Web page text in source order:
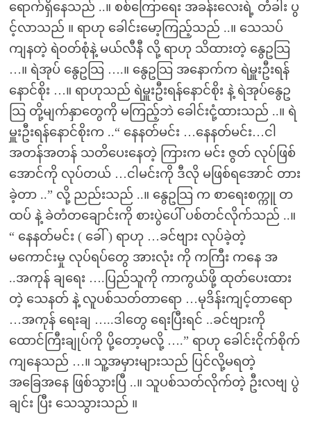
ရောက်ရှိနေသည် ..။ စစ်ကြောရေး အခန်းလေးရဲ့ တံခါး ပွ
င့်လာသည် ။ ရာဟု ခေါင်းမော့ကြည့်သည် ..။ သေသပ်
ကျနတဲ့ ရဲဝတ်စုံနဲ့ မယ်လီနီ လို့ ရာဟု သိထားတဲ့ နွေဥသြ
…။ ရဲအုပ် နွေဥသြ ….။ နွေဥသြ အနောက်က ရဲမှူးဦးရန်
နောင်စိုး …။ ရာဟုသည် ရဲမှူးဦးရန်နောင်စိုး နဲ့ ရဲအုပ်နွေဥ
သြ တို့မျက်နှာတွေကို မကြည့်ဘဲ ခေါင်းငုံ့ထားသည် ..။ ရဲ
မှူးဦးရန်နောင်စိုးက ..“ နေနတ်မင်း …နေနတ်မင်း…ငါ
အတန်အတန် သတိပေးနေတဲ့ ကြားက မင်း ဇွတ် လုပ်ဖြစ်
အောင်ကို လုပ်တယ် …ငါမင်းကို ဒီလို မဖြစ်ရအောင် တား
ခဲ့တာ ..” လို့ ညည်းသည် ..။ နွေဥသြ က စာရေးစက္ကူ တ
ထပ် နဲ့ ခဲတံတချောင်းကို စားပွဲပေါ် ပစ်တင်လိုက်သည် ..။
“ နေနတ်မင်း ( ခေါ် ) ရာဟု …ခင်ဗျား လုပ်ခဲ့တဲ့
မကောင်းမှု လုပ်ရပ်တွေ အားလုံး ကို ကကြီး ကနေ အ
..အကုန် ချရေး ….ပြည်သူကို ကာကွယ်ဖို့ ထုတ်ပေးထား
တဲ့ သေနတ် နဲ့ လူပစ်သတ်တာရော …မုဒိန်းကျင့်တာရော
…အကုန် ရေးချ …..ဒါတွေ ရေးပြီးရင် ..ခင်ဗျားကို
ထောင်ကြီးချုပ်ကို ပို့တော့မလို့ ….” ရာဟု ခေါင်းငိုက်စိုက်
ကျနေသည် …။ သူ့အမှားများသည် ပြင်လို့မရတဲ့
အခြေအနေ ဖြစ်သွားပြီ ..။ သူပစ်သတ်လိုက်တဲ့ ဦးလဗျ ပွဲ
ချင်း ပြီး သေသွားသည် ။